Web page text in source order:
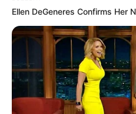
Ellen DeGeneres Confirms Her